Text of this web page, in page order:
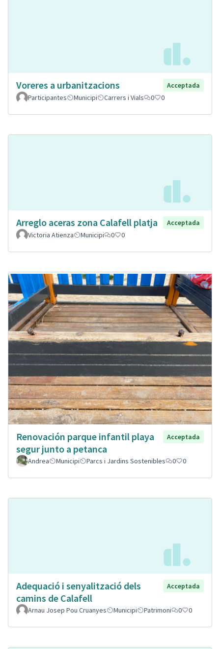
Voreres a urbanitzacions
Acceptada
Participantes
Municipi Carrers i Vials 0 0
Arreglo aceras zona Calafell platja
Acceptada
Victoria Atienza
Municipi 0 0
Renovación parque infantil playa
segur junto a petanca
Acceptada
Andrea Municipi Parcs i Jardins Sostenibles 0 0
Adequació i senyalització dels
camins de Calafell
Acceptada
Arnau Josep Pou Cruanyes Municipi Patrimoni 0 0